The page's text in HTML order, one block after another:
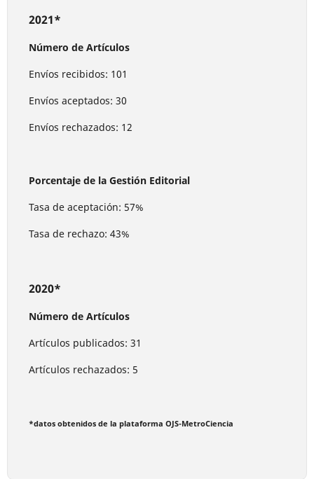
2021*
Número de Artículos
Envíos recibidos: 101
Envíos aceptados: 30
Envíos rechazados: 12
Porcentaje de la Gestión Editorial
Tasa de aceptación: 57%
Tasa de rechazo: 43%
2020*
Número de Artículos
Artículos publicados: 31
Artículos rechazados: 5
*datos obtenidos de la plataforma OJS-MetroCiencia